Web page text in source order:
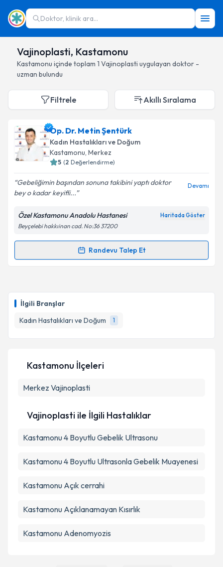
Doktor, klinik ara...
Vajinoplasti, Kastamonu
Kastamonu içinde toplam 1 Vajinoplasti uygulayan doktor -
uzman bulundu
İlgili Branşlar
Kadın Hastalıkları ve Doğum
1
Filtrele Akıllı Sıralama
Op. Dr. Metin Şentürk
Kadın Hastalıkları ve Doğum
Kastamonu, Merkez
5 (2 Değerlendirme)
Gebeliğimin başından sonuna takibini yaptı doktor
bey o kadar keyifli...
Devamı
Özel Kastamonu Anadolu Hastanesi Haritada Göster
Beyçelebi hakkıinan cad. No:36 37200
Randevu Talep Et
Randevu Takvimi Talebi
takvim hazırlandığında e-posta ile bilgilendireceğiz.
Metni'ni okudum ve kişisel verilerimin belirtilen
Kastamonu İlçeleri
Merkez Vajinoplasti
Vajinoplasti ile İlgili Hastalıklar
Kastamonu 4 Boyutlu Gebelik Ultrasonu
Kastamonu 4 Boyutlu Ultrasonla Gebelik Muayenesi
Kastamonu Açık cerrahi
Kastamonu Açıklanamayan Kısırlık
Kastamonu Adenomyozis